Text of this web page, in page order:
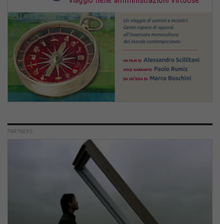
PARTNERS